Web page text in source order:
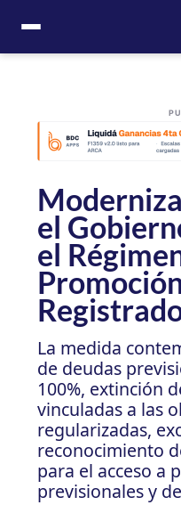
el
el
La medida
de deudas
100%, extinción
vinculadas a las
regularizadas,
reconocimiento
para el acceso a
previsionales y